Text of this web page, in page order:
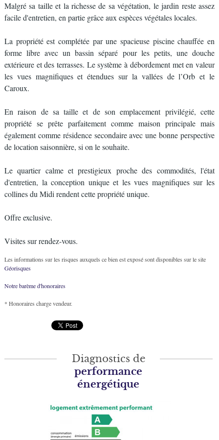
Malgré sa taille et la richesse de sa végétation, le jardin reste assez
facile d'entretien, en partie grâce aux espèces végétales locales.
La propriété est complétée par une spacieuse piscine chauffée en
forme libre avec un bassin séparé pour les petits, une douche
extérieure et des terrasses. Le système à débordement met en valeur
les vues magnifiques et étendues sur la vallées de l’Orb et le
Caroux.
En raison de sa taille et de son emplacement privilégié, cette
propriété se prête parfaitement comme maison principale mais
également comme résidence secondaire avec une bonne perspective
de location saisonnière, si on le souhaite.
Le quartier calme et prestigieux proche des commodités, l'état
d'entretien, la conception unique et les vues magnifiques sur les
collines du Midi rendent cette propriété unique.
Offre exclusive.
Visites sur rendez-vous.
Les informations sur les risques auxquels ce bien est exposé sont disponibles sur le site
Géorisques
Notre barème d'honoraires
* Honoraires charge vendeur.
Diagnostics de
performance
énergétique